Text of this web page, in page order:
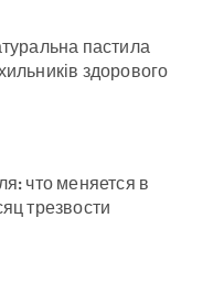
пастила
здорового
что меняется в
трезвости